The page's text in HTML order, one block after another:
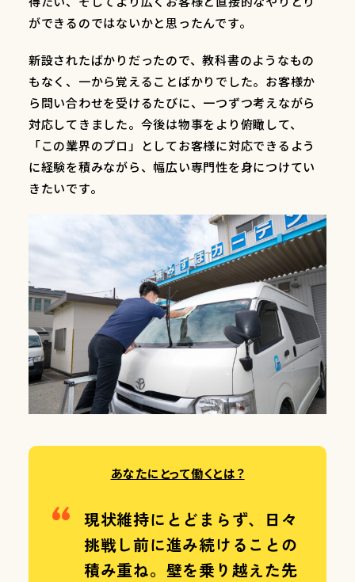
ができるのではないかと思ったんです。
新設されたばかりだったので、教科書のようなもの
もなく、一から覚えることばかりでした。お客様か
ら問い合わせを受けるたびに、一つずつ考えながら
対応してきました。今後は物事をより俯瞰して、
「この業界のプロ」としてお客様に対応できるよう
に経験を積みながら、幅広い専門性を身につけてい
きたいです。
あなたにとって働くとは？
現状維持にとどまらず、日々
挑戦し前に進み続けることの
積み重ね。壁を乗り越えた先